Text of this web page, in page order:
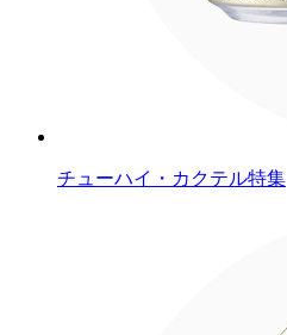
チューハイ・カクテル特集